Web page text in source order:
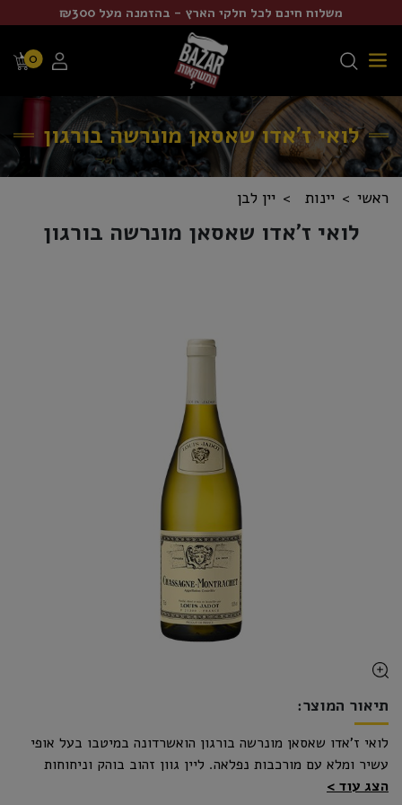
משלוח חינם לכל חלקי הארץ - בהזמנה מעל ₪300
0
לואי ז'אדו שאסאן מונרשה בורגון
ראשי יינות יין לבן
לואי ז'אדו שאסאן מונרשה בורגון
תיאור המוצר:
לואי ז'אדו שאסאן מונרשה בורגון הואשרדונה במיטבו בעל אופי
עשיר ומלא עם מורכבות נפלאה. ליין גוון זהוב בוהק וניחוחות
נהדרים של פרי בשל, אגוזים קלויים ועץ אלון עדין ברקע. בפה
הצג עוד